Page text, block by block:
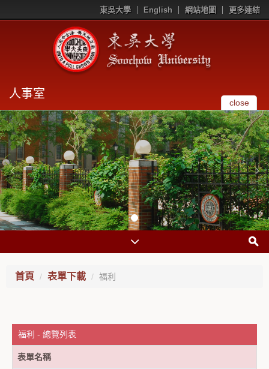
東吳大學 English 網站地圖 更多連結
人事室
close
首頁 表單下載 福利
福利 - 總覽列表
表單名稱